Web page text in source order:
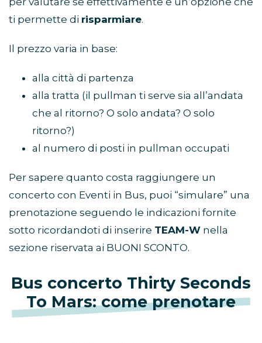
ti permette di risparmiare.
Il prezzo varia in base:
alla città di partenza
alla tratta (il pullman ti serve sia all’andata
che al ritorno? O solo andata? O solo
ritorno?)
al numero di posti in pullman occupati
Per sapere quanto costa raggiungere un
concerto con Eventi in Bus, puoi “simulare” una
prenotazione seguendo le indicazioni fornite
sotto ricordandoti di inserire TEAM-W nella
sezione riservata ai BUONI SCONTO.
Bus concerto Thirty Seconds
To Mars: come prenotare